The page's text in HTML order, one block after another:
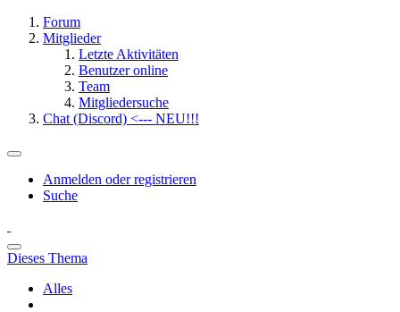
Forum
Mitglieder
Letzte Aktivitäten
Benutzer online
Team
Mitgliedersuche
Chat (Discord) <--- NEU!!!
Anmelden oder registrieren
Suche
Dieses Thema
Alles